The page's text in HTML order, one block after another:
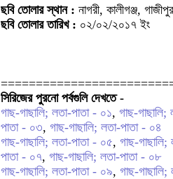
ছবি তোলার স্থান : নাগরী, কালীগঞ্জ,
ছবি তোলার তারিখ : ০২/০২/২০১৭ ইং
সিরিজের পুরনো পর্বগুলি দেখতে -
গাছ-গাছালি; লতা-পাতা - ০১, গাছ-
পাতা - ০৩, গাছ-গাছালি; লতা-পাতা - ০৪
গাছ-গাছালি; লতা-পাতা - ০৫, গাছ-
পাতা - ০৭, গাছ-গাছালি; লতা-পাতা - ০৮
গাছ-গাছালি; লতা-পাতা - ০৯, গাছ-